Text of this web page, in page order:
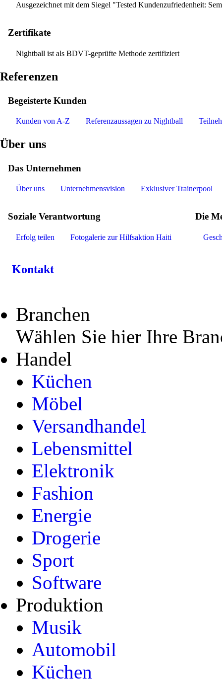
Ausgezeichnet mit dem Siegel "Tested Kundenzufriedenheit:
Zertifikate
Nightball ist als BDVT-geprüfte Methode zertifiziert
Referenzen
Begeisterte Kunden
Kunden von A-Z Referenzaussagen zu Nightball
Über uns
Das Unternehmen
Über uns Unternehmensvision Exklusiver Trainerpool
Soziale Verantwortung
Erfolg teilen Fotogalerie zur Hilfsaktion Haiti
Die
Kontakt
Branchen
Wählen Sie hier Ihre
Handel
Küchen
Möbel
Versandhandel
Lebensmittel
Elektronik
Fashion
Energie
Drogerie
Sport
Software
Produktion
Musik
Automobil
Küchen